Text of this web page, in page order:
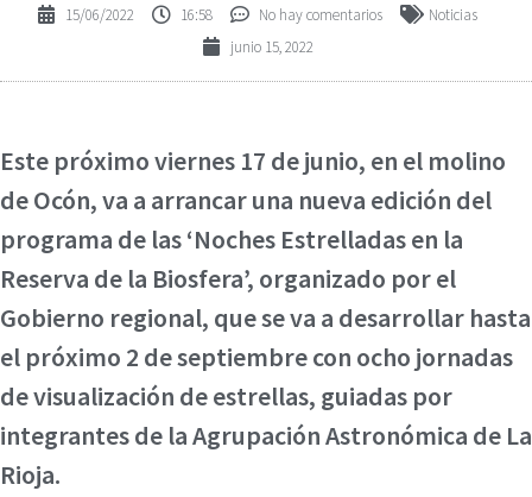
15/06/2022 16:58 No hay comentarios
Noticias
junio 15, 2022
Este próximo viernes 17 de junio, en el molino
de Ocón, va a arrancar una nueva edición del
programa de las ‘Noches Estrelladas en la
Reserva de la Biosfera’, organizado por el
Gobierno regional, que se va a desarrollar hasta
el próximo 2 de septiembre con ocho jornadas
de visualización de estrellas, guiadas por
integrantes de la Agrupación Astronómica de La
Rioja.